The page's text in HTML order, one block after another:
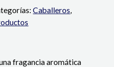
Caballeros,
fragancia aromática